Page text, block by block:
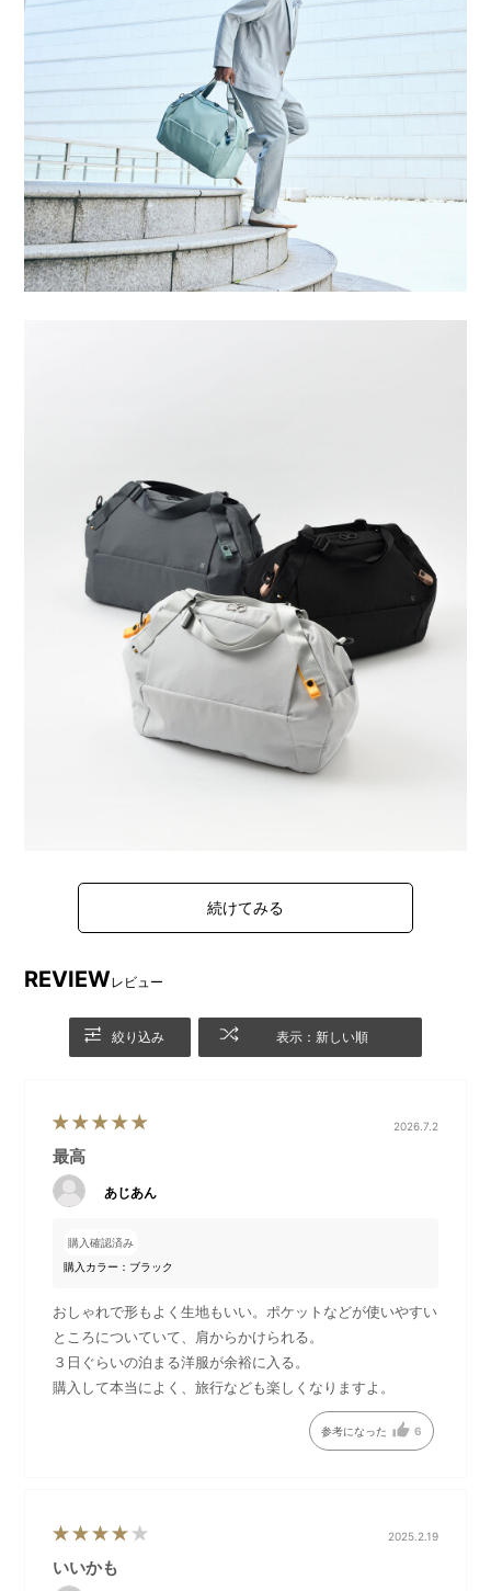
都市建築に着想を得た、幾何学的デザインのボストンバ
長さ調節ができるハンドルや付属ショルダーストラップ
利です。
多角形を組み合わせた立体フォルムを生かし、各面にフ
背面ポケットなど用途に応じたポケットを整然と配置す
ることで「収納力」に特化。
前面両側のファスナーポケットは引き手部分が隠れてい
る設計のため、防犯面も安心です。
内部には内装ポケットとしても外付けポーチとしても使
える便利な着脱式ポーチを装備。背面にはキャリーハン
ドルに固定できるベルト付き。
300デニールのポリエステル、格子柄が象徴的なリップ
ストップを採用。
裏面にPU加工を施すことで強度面をさらにアップしま
した。カラーはモノトーンで都会的に。
バランスを重視したカラーテープがアクセントです。洗
練されたデザイン性と実用性で、毎日をもっとアクティ
DETAIL商品詳細
REVIEWレビュー
絞り込み 表示：新しい順
2026.7.2
最高
あじあん
購入確認済み
購入カラー：ブラック
おしゃれで形もよく生地もいい。ポケットなどが使いやすい
ところについていて、肩からかけられる。
３日ぐらいの泊まる洋服が余裕に入る。
購入して本当によく、旅行なども楽しくなりますよ。
参考になった 6
2025.2.19
いいかも